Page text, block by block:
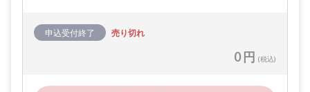
申込受付終了 売り切れ
0 円 (税込)